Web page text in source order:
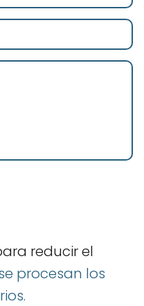
reducir el
procesan los